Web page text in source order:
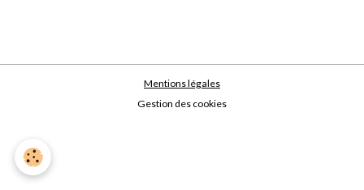
Mentions légales
Gestion des cookies